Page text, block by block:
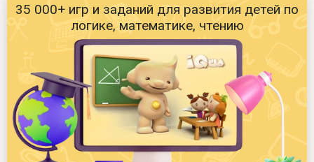
35 000+ игр и заданий для развития детей по
логике, математике, чтению